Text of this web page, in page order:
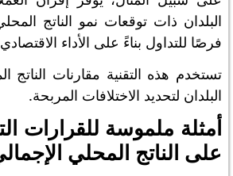
البلدان ذات توقعات نمو الناتج
فرصًا للتداول بناءً على الأداء
تستخدم هذه التقنية مقارنات الناتج
البلدان لتحديد الاختلافات المربحة.
أمثلة ملموسة للقرارات
على الناتج المحلي